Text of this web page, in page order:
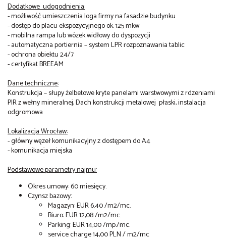
Dodatkowe udogodnienia:
- możliwość umieszczenia loga firmy na fasadzie budynku
- dostęp do placu ekspozycyjnego ok. 125 mkw
- mobilna rampa lub wózek widłowy do dyspozycji
- automatyczna portiernia – system LPR rozpoznawania tablic
- ochrona obiektu 24/7
- certyfikat BREEAM
Dane techniczne:
Konstrukcja – słupy żelbetowe kryte panelami warstwowymi z rdzeniami
PIR z wełny mineralnej, Dach konstrukcji metalowej płaski, instalacja
odgromowa
Lokalizacja Wrocław:
- główny węzeł komunikacyjny z dostępem do A4
- komunikacja miejska
Podstawowe parametry najmu:
Okres umowy: 60 miesięcy.
Czynsz bazowy:
Magazyn: EUR 6.40 /m2/mc.
Biuro: EUR 12,08 /m2/mc.
Parking: EUR 14,00 /mp./mc.
service charge 14,00 PLN / m2/mc